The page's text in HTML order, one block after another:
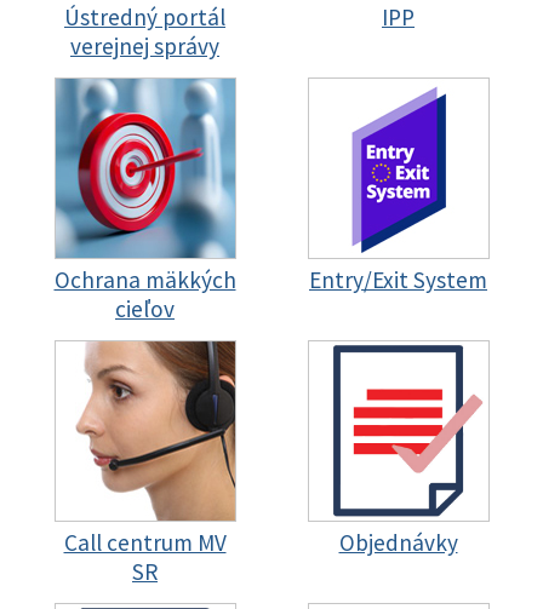
Ústredný portál
verejnej správy
IPP
Ochrana mäkkých
cieľov
Entry/Exit System
Call centrum MV
SR
Objednávky